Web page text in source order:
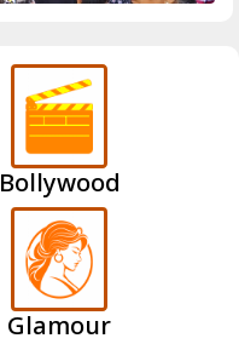
Bollywood
Glamour